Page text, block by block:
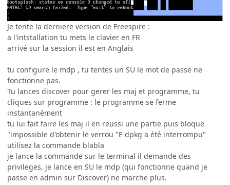
Je tente la derniere version de Freespire :
a l'intstallation tu mets le clavier en FR
arrivé sur la session il est en Anglais
tu configure le mdp , tu tentes un SU le mot de passe ne
fonctionne pas.
Tu lances discover pour gerer les maj et programme, tu
cliques sur programme : le programme se ferme
instantanément
tu lui fait faire les maj il en reussi une partie puis bloque
"impossible d'obtenir le verrou "E dpkg a été interrompu"
utilisez la commande blabla
je lance la commande sur le terminal il demande des
privileges, je lance en SU le mdp (qui fonctionne quand je
passe en admin sur Discover) ne marche plus.